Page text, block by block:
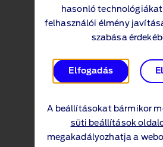
hasonló
felhasználói élmény
szabása
Elfogadás
A beállításokat bármikor
süti beállítások
megakadályozhatja a